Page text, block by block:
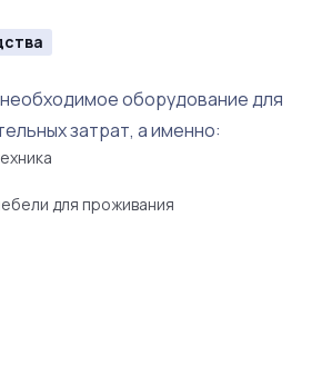
оборудование для
затрат, а именно:
для проживания